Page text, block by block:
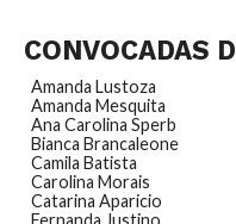
CONVOCADAS
Amanda Lustoza
Amanda Mesquita
Ana Carolina Sperb
Bianca Brancaleone
Camila Batista
Carolina Morais
Catarina Aparicio
Fernanda Justino